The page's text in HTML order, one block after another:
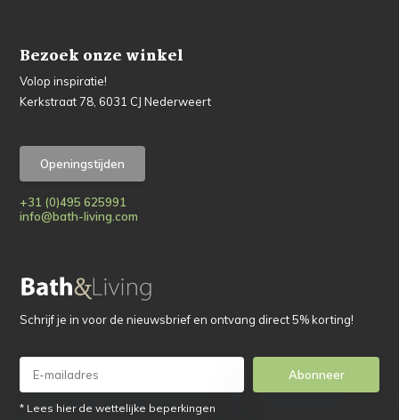
Bezoek onze winkel
Volop inspiratie!
Kerkstraat 78, 6031 CJ Nederweert
Openingstijden
+31 (0)495 625991
info@bath-living.com
Schrijf je in voor de nieuwsbrief en ontvang direct 5% korting!
Abonneer
* Lees hier de wettelijke beperkingen